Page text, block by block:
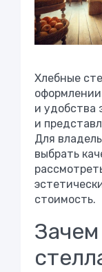
Хлебные
оформлении
и удобства
и
Для
выбрать
стоимость.